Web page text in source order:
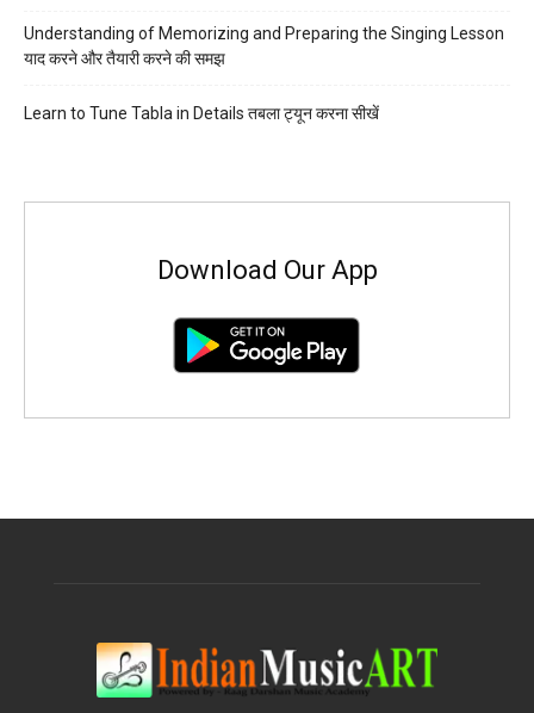
Understanding of Memorizing and Preparing the Singing Lesson
याद करने और तैयारी करने की समझ
Learn to Tune Tabla in Details तबला ट्यून करना सीखें
Download Our App